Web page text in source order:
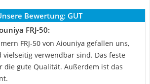
Bewertung: GUT
FRJ-50:
FRJ-50 von Aiouniya gefallen uns,
verwendbar sind. Das feste
die gute Qualität. Außerdem ist das